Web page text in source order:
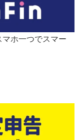
ホ一つでスマー